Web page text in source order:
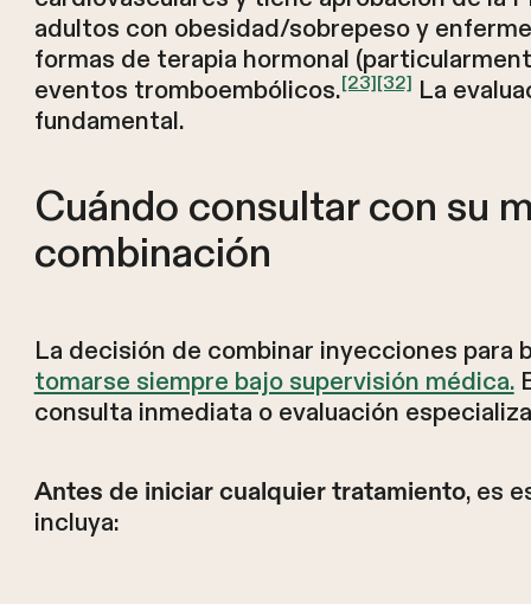
adultos con obesidad/sobrepeso y
formas de terapia hormonal
eventos tromboembólicos.[23][32] La
fundamental.
Cuándo consultar con su
combinación
La decisión de combinar inyecciones para
tomarse siempre bajo supervisión médica.
consulta inmediata o evaluación
Antes de iniciar cualquier tratamiento, es
incluya: